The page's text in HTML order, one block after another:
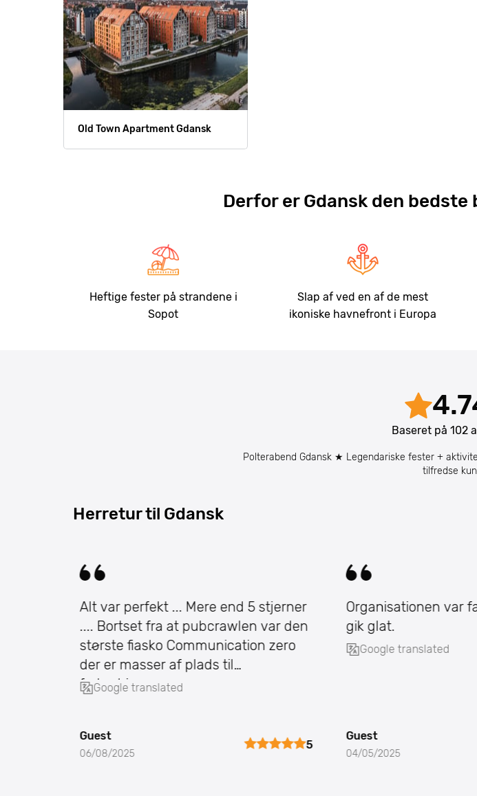
Old Town Apartment Gdansk
Derfor er Gdansk den
Heftige fester på strandene i
Sopot
Slap af ved en af de mest
ikoniske havnefront i Europa
Baseret på 102
Polterabend Gdansk ★ Legendariske fester +
tilfredse
Herretur til Gdansk
Alt var perfekt ... Mere end 5 stjerner
.... Bortset fra at pubcrawlen var den
største fiasko Communication zero
der er masser af plads til
forbedringer.
Google translated
Guest
06/08/2025
5
Organisationen var
gik glat.
Google translated
Guest
04/05/2025